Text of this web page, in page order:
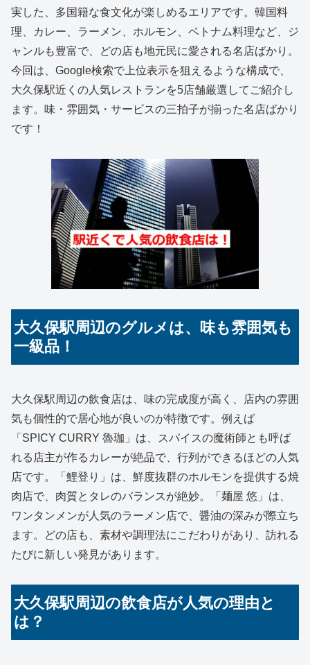
実した、多国籍な食文化が楽しめるエリアです。韓国料
理、カレー、ラーメン、ホルモン、ベトナム料理など、ジ
ャンルも豊富で、どの店も地元民に愛される名店ばかり。
今回は、Google検索で上位表示を狙えるような構成で、
大久保駅近くの人気レストランを5店舗厳選してご紹介し
ます。味・雰囲気・サービスの三拍子が揃った名店ばかり
です！
大久保駅周辺のグルメは、味も雰囲気も
一級品！
大久保駅周辺の飲食店は、味の完成度が高く、店内の雰囲
気も個性的で居心地が良いのが特徴です。例えば
「SPICY CURRY 魯珈」は、スパイスの魔術師とも呼ば
れる店主が作るカレーが絶品で、行列ができるほどの人気
店です。「鯉登り」は、鮮度抜群のホルモンを提供する焼
肉店で、肉質とタレのバランスが絶妙。「麺屋 悠」は、
ワンタンメンが人気のラーメン店で、醤油の深みが際立ち
ます。どの店も、素材や調理法にこだわりがあり、訪れる
たびに新しい発見があります。
大久保駅周辺の飲食店が人気の理由と
は？